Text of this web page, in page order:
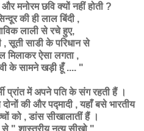
मनोरम छवि क्यों नहीं होती ?
की ही लाल बिंदी ,
लाली से रचे हुए,
, सूती साडी के परिधान से
मिलाकर ऐसा लगता ,
के सामने खड़ी हूँ .... "
प्रांत में अपने पति के संग रहती हैं ।
की और पद्मादी , यहाँ बसे भारतीय
को , डांस सीखालातीं हैं ।
" शास्त्रीय नृत्य सीखो "